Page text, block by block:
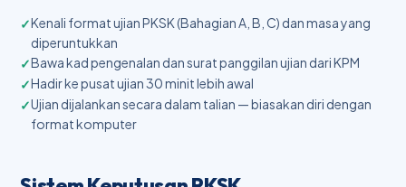
Kenali format ujian PKSK (Bahagian A, B, C) dan masa yang
diperuntukkan
Bawa kad pengenalan dan surat panggilan ujian dari KPM
Hadir ke pusat ujian 30 minit lebih awal
Ujian dijalankan secara dalam talian — biasakan diri dengan
format komputer